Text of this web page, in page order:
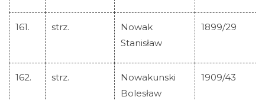
161. strz.
Nowak
Stanisław
1899/29
162. strz.
Nowakunski
Bolesław
1909/43